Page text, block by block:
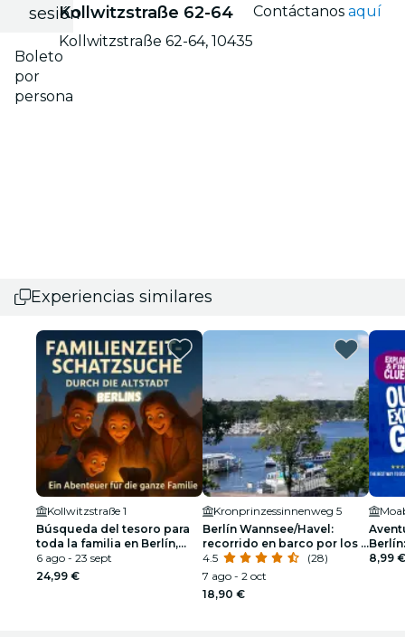
sesión
Boleto
por
persona
Kollwitzstraße 62-64
Kollwitzstraße 62-64, 10435
Contáctanosaquí
Experiencias similares
Kollwitzstraße 1
Búsqueda del tesoro para
toda la familia en Berlín,
Prenzlauer Berg
6 ago - 23 sept
24,99 €
Kronprinzessinnenweg 5
Berlín Wannsee/Havel:
recorrido en barco por los 7
lagos
4.5
(28)
7 ago - 2 oct
18,90 €
aire
8,99 €